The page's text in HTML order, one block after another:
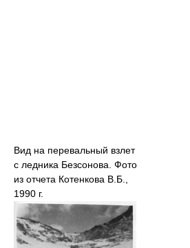
Вид на перевальный взлет
с ледника Безсонова. Фото
из отчета Котенкова В.Б.,
1990 г.